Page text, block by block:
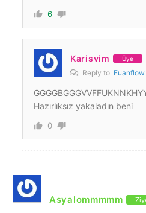
6
Karisvim Üye
Reply to Euanflow
Hazırlıksız yakaladın beni
0
Asyalommmmm